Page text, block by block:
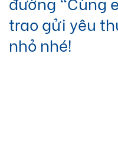
trao gửi yêu
nhỏ nhé!